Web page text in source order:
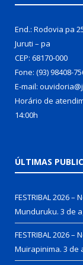
End.: Rodovia pa
Juruti – pa
CEP: 68170-000
Fone: (93) 98408-
E-mail:
Horário de
14:00h
ÚLTIMAS
FESTRIBAL 2026
Munduruku. 3 de
FESTRIBAL 2026
Muirapinima. 3 de